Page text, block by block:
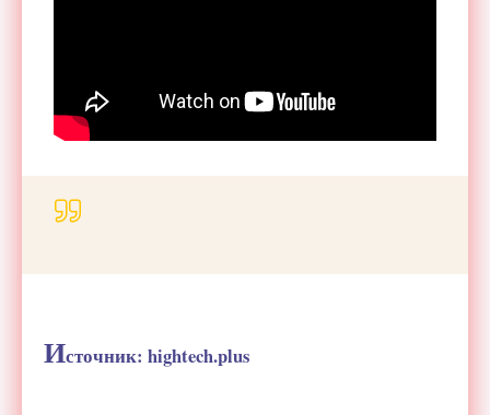
Источник: hightech.plus